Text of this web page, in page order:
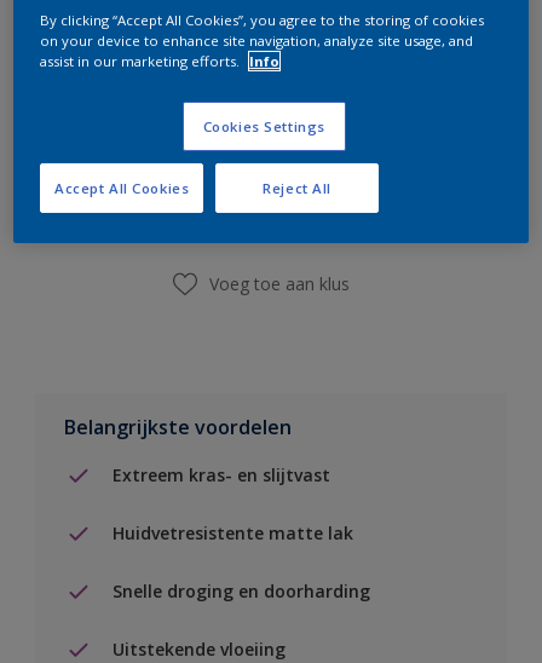
Boodschappenlijst
Vind een winkel
Voeg toe aan klus
Belangrijkste voordelen
Extreem kras- en slijtvast
Huidvetresistente matte lak
Snelle droging en doorharding
Uitstekende vloeiing
By clicking “Accept All Cookies”, you agree to the storing of cookies
on your device to enhance site navigation, analyze site usage, and
assist in our marketing efforts.
Info
Cookies Settings
Reject All
Accept All Cookies